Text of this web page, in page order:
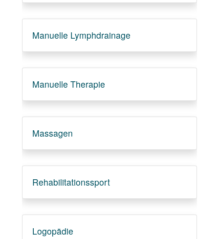
Manuelle Lymphdrainage
Manuelle Therapie
Massagen
Rehabilitationssport
Logopädie